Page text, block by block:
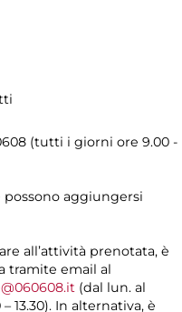
(tutti i giorni ore 9.00 -
aggiungersi
all’attività prenotata, è
tramite email al
(dal lun. al
13.30). In alternativa, è